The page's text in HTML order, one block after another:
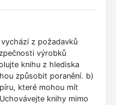
z požadavků
výrobků
knihu z hlediska
způsobit poranění. b)
které mohou mít
knihy mimo